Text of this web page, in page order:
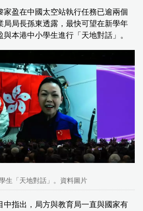
家盈在中國太空站執行任務已逾兩個
局局長孫東透露，最快可望在新學年
與本港中小學生進行「天地對話」。
生「天地對話」。資料圖片
中指出，局方與教育局一直與國家有